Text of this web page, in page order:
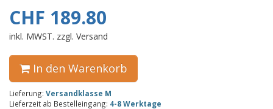
CHF 189.80
inkl. MWST. zzgl. Versand
In den Warenkorb
Lieferung: Versandklasse M
Lieferzeit ab Bestelleingang: 4-8 Werktage